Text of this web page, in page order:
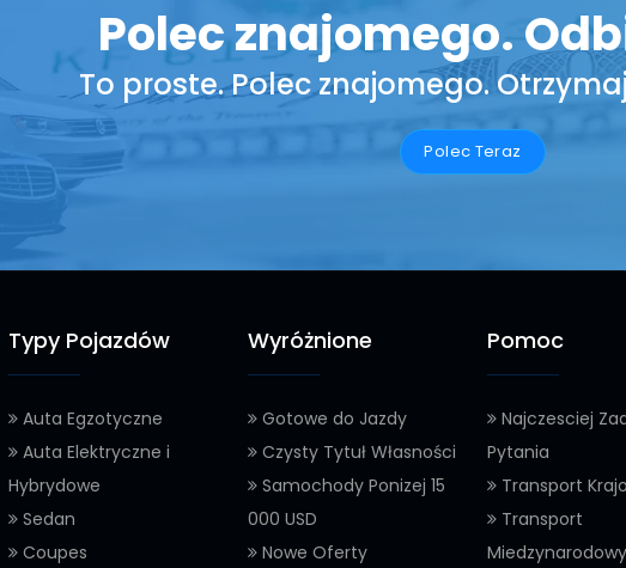
Polec znajomego.
To proste. Polec znajomego.
Polec Teraz
Typy Pojazdów
Auta Egzotyczne
Auta Elektryczne i
Hybrydowe
Sedan
Coupes
Wyróżnione
Gotowe do Jazdy
Czysty Tytuł Własności
Samochody Ponizej 15
000 USD
Nowe Oferty
Pomoc
Najczesciej
Pytania
Transport
Transport
Miedzynarodowy